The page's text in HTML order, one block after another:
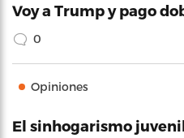
Voy a Trump y pago
0
Opiniones
El sinhogarismo